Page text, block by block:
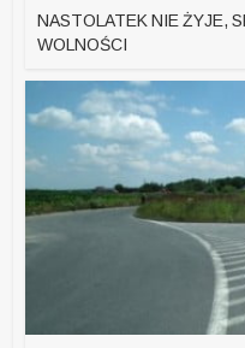
NASTOLATEK NIE ŻYJE,
WOLNOŚCI